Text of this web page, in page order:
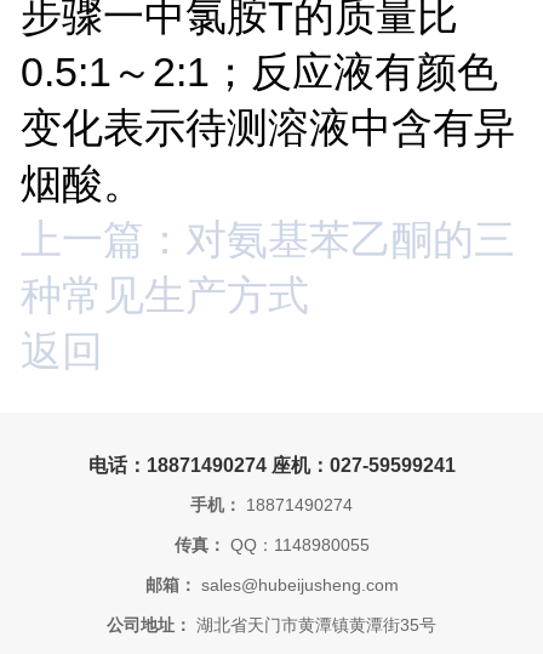
步骤一中氯胺T的质量比
0.5:1～2:1；反应液有颜色
变化表示待测溶液中含有异
烟酸。
上一篇：对氨基苯乙酮的三
种常见生产方式
返回
电话：18871490274 座机：027-59599241
手机： 18871490274
传真： QQ：1148980055
邮箱： sales@hubeijusheng.com
公司地址： 湖北省天门市黄潭镇黄潭街35号